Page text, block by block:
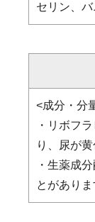
セリン、
<成分・分
・リボフ
り、尿が
・生薬成
とがありま